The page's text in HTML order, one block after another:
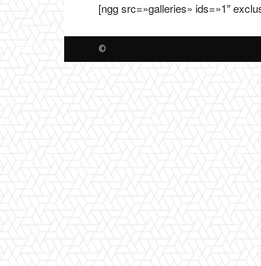
[ngg src=»galleries» ids=»1″
©